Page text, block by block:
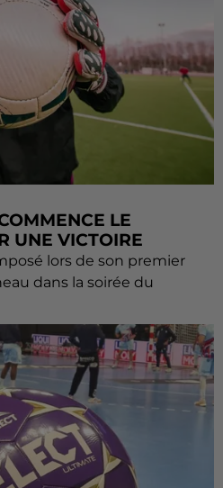
LE
UNE VICTOIRE
lors de son premier
dans la soirée du